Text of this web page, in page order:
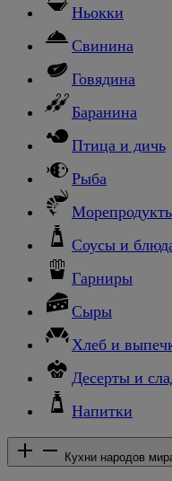
Ньокки
Свинина
Говядина
Баранина
Птица и дичь
Рыба
Соусы и
Гарниры
Сыры
Хлеб и
Десерты и
Напитки
Кухни народов